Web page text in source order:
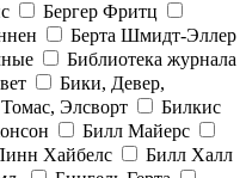
Бергер Фритц
Берта Шмидт-Эллер
Библиотека журнала
Бики, Девер,
Элсворт
Билкис
Билл Майерс
Хайбелс
Билл Халл